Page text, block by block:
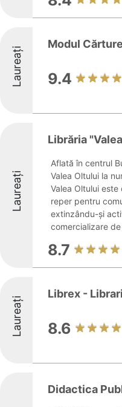
Laureați
Modul
9.4
Laureați
Librăria
Aflată în centrul
Valea Oltului la
Valea Oltului
reper pentru
extinzându-și
comercializare
8.7
Laureați
Librex -
8.6
Didactica